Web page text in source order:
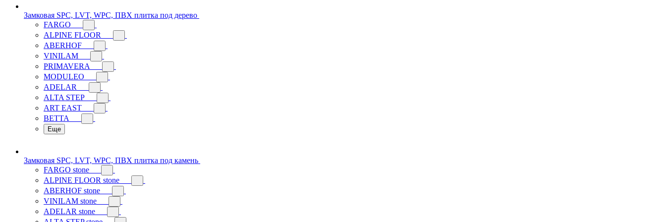
Замковая SPC, LVT, WPC, ПВХ плитка под дерево
FARGO
ALPINE FLOOR
ABERHOF
VINILAM
PRIMAVERA
MODULEO
ADELAR
ALTA STEP
ART EAST
BETTA
Еще
Замковая SPC, LVT, WPC, ПВХ плитка под камень
FARGO stone
ALPINE FLOOR stone
ABERHOF stone
VINILAM stone
ADELAR stone